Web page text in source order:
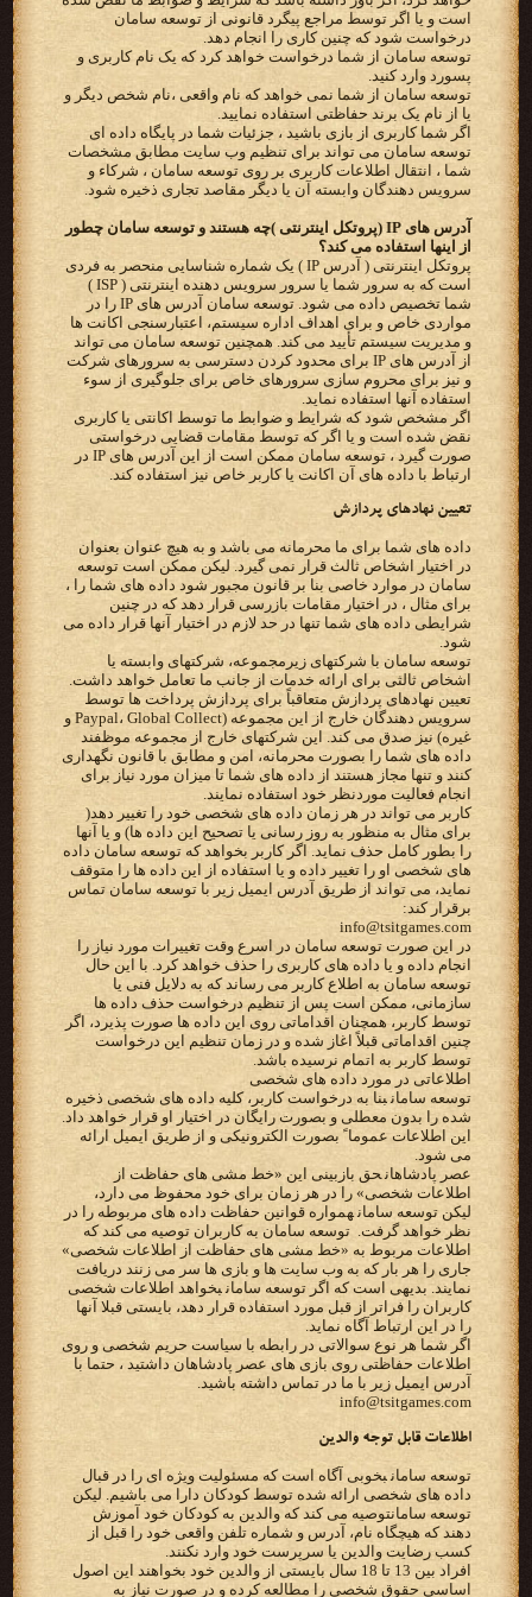
است و یا اگر توسط مراجع پیگرد قانونی از توسعه سامان
درخواست شود که چنین کاری را انجام دهد.
توسعه سامان از شما درخواست خواهد کرد که یک نام کاربری و
پسورد وارد کنید.
توسعه سامان از شما نمی خواهد که نام واقعی ،نام شخص دیگر و
یا از نام یک برند حفاظتی استفاده نمایید.
اگر شما کاربری از بازی باشید ، جزئیات شما در پایگاه داده ای
توسعه سامان می تواند برای تنظیم وب سایت مطابق مشخصات
شما ، انتقال اطلاعات کاربری بر روی توسعه سامان ، شرکاء و
سرویس دهندگان وابسته آن یا دیگر مقاصد تجاری ذخیره شود.
آدرس های IP (پروتکل اینترنتی )چه هستند و توسعه سامان چطور
از اینها استفاده می کند؟
پروتکل اینترنتی ( آدرس IP ) یک شماره شناسایی منحصر به فردی
است که به سرور شما یا سرور سرویس دهنده اینترنتی ( ISP )
شما تخصیص داده می شود. توسعه سامان آدرس های IP را در
مواردی خاص و برای اهداف اداره سیستم، اعتبارسنجی اکانت ها
و مدیریت سیستم تأیید می کند. همچنین توسعه سامان می تواند
از آدرس های IP برای محدود کردن دسترسی به سرورهای شرکت
و نیز برای محروم سازی سرورهای خاص برای جلوگیری از سوء
استفاده آنها استفاده نماید.
اگر مشخص شود که شرایط و ضوابط ما توسط اکانتی یا کاربری
نقض شده است و یا اگر که توسط مقامات قضایی درخواستی
صورت گیرد ، توسعه سامان ممکن است از این آدرس های IP در
ارتباط با داده های آن اکانت یا کاربر خاص نیز استفاده کند.
تعیین نهادهای پردازش
داده های شما برای ما محرمانه می باشد و به هیچ عنوان بعنوان
در اختیار اشخاص ثالث قرار نمی گیرد. لیکن ممکن است توسعه
سامان در موارد خاصی بنا بر قانون مجبور شود داده های شما را ،
برای مثال ، در اختیار مقامات بازرسی قرار دهد که در چنین
شرایطی داده های شما تنها در حد لازم در اختیار آنها قرار داده می
شود.
توسعه سامان با شرکتهای زیرمجموعه، شرکتهای وابسته یا
اشخاص ثالثی برای ارائه خدمات از جانب ما تعامل خواهد داشت.
تعیین نهادهای پردازش متعاقباً برای پردازش پرداخت ها توسط
سرویس دهندگان خارج از این مجموعه (Paypal، Global Collect و
غیره) نیز صدق می کند. این شرکتهای خارج از مجموعه موظفند
داده های شما را بصورت محرمانه، امن و مطابق با قانون نگهداری
کنند و تنها مجاز هستند از داده های شما تا میزان مورد نیاز برای
انجام فعالیت موردنظر خود استفاده نمایند.
کاربر می تواند در هر زمان داده های شخصی خود را تغییر دهد(
برای مثال به منظور به روز رسانی یا تصحیح این داده ها) و یا آنها
را بطور کامل حذف نماید. اگر کاربر بخواهد که توسعه سامان داده
های شخصی او را تغییر داده و یا استفاده از این داده ها را متوقف
نماید، می تواند از طریق آدرس ایمیل زیر با توسعه سامان تماس
برقرار کند:
info@tsitgames.com
در این صورت توسعه سامان در اسرع وقت تغییرات مورد نیاز را
انجام داده و یا داده های کاربری را حذف خواهد کرد. با این حال
توسعه سامان به اطلاع کاربر می رساند که به دلایل فنی یا
سازمانی، ممکن است پس از تنظیم درخواست حذف داده ها
توسط کاربر، همچنان اقداماتی روی این داده ها صورت پذیرد، اگر
چنین اقداماتی قبلاً اغاز شده و در زمان تنظیم این درخواست
توسط کاربر به اتمام نرسیده باشد.
‫اطلاعاتی در مورد داده های شخصی‬
‫‪ توسعه سامان‬بنا به درخواست کاربر، کلیه داده های شخصی ذخیره
شده را بدون معطلی و بصورت رایگان در‬ ‫اختیار او قرار خواهد داد.
این اطلاعات عموما ً بصورت الکترونیکی و از طریق ایمیل ارائه
می شود.‬
‫‪ عصر پادشاهان‬حق بازبینی این «خط مشی های حفاظت از
اطلاعات شخصی» را در هر زمان برای خود محفوظ می دارد،
لیکن‬ ‫‪ توسعه سامان‬همواره قوانین حفاظت داده های مربوطه را در
نظر خواهد گرفت. ‪ توسعه سامان ‬به کاربران توصیه می‬ ‫کند که
اطلاعات مربوط به «خط مشی های حفاظت از اطلاعات شخصی»
جاری را هر بار که به وب سایت ها و بازی ها سر‬ ‫می زنند دریافت
نمایند. بدیهی است که اگر ‪ توسعه سامان‬بخواهد اطلاعات شخصی
کاربران را فراتر از قبل مورد استفاده قرار‬ ‫دهد، بایستی قبلا آنها
را در این ارتباط آگاه نماید.‬
اگر شما هر نوع سوالاتی در رابطه با سیاست حریم شخصی و روی
اطلاعات حفاظتی روی بازی های عصر پادشاهان داشتید ، حتما با
آدرس ایمیل زیر با ما در تماس داشته باشید.
info@tsitgames.com
‫اطلاعات قابل توجه والدین‬
‫‪ توسعه سامان‬بخوبی آگاه است که مسئولیت ویژه ای را در قبال
توسعه سامان‬توصیه می کند که والدین به کودکان خود آموزش
دهند که هیچگاه نام، آدرس و شماره تلفن واقعی خود را قبل از
کسب‬ ‫رضایت والدین یا سرپرست خود وارد نکنند.‬
‫افراد بین 13 تا 18 سال بایستی از والدین خود بخواهند این اصول